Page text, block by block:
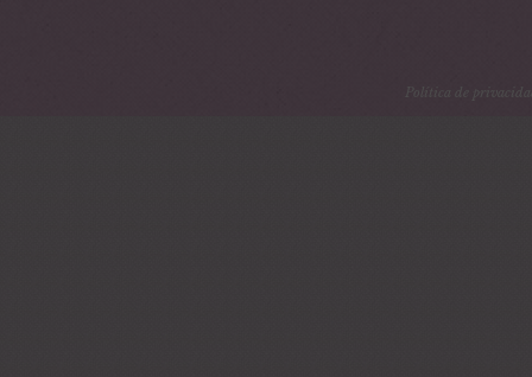
Política de